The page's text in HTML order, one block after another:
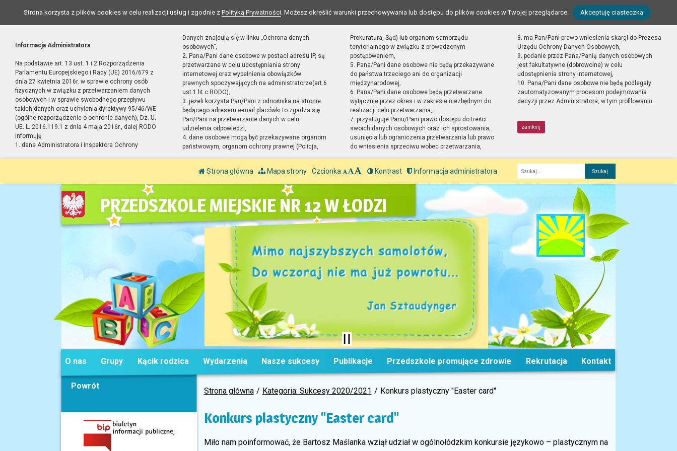
Strona korzysta z plików cookies w celu realizacji usług i zgodnie z Polityką Prywatności. Możesz określić warunki przechowywania lub dostępu do plików cookies w Twojej przeglądarce. Akceptuję ciasteczka
Informacja Administratora
Na podstawie art. 13 ust. 1 i 2 Rozporządzenia
Parlamentu Europejskiego i Rady (UE) 2016/679 z
dnia 27 kwietnia 2016r. w sprawie ochrony osób
fizycznych w związku z przetwarzaniem danych
osobowych i w sprawie swobodnego przepływu
takich danych oraz uchylenia dyrektywy 95/46/WE
(ogólne rozporządzenie o ochronie danych), Dz. U.
UE. L. 2016.119.1 z dnia 4 maja 2016r., dalej RODO
informuję:
1. dane Administratora i Inspektora Ochrony
Danych znajdują się w linku „Ochrona danych
osobowych”,
2. Pana/Pani dane osobowe w postaci adresu IP, są
przetwarzane w celu udostępniania strony
internetowej oraz wypełnienia obowiązków
prawnych spoczywających na administratorze(art.6
ust.1 lit.c RODO),
3. jeżeli korzysta Pan/Pani z odnośnika na stronie
będącego adresem e-mail placówki to zgadza się
Pan/Pani na przetwarzanie danych w celu
udzielenia odpowiedzi,
4. dane osobowe mogą być przekazywane organom
państwowym, organom ochrony prawnej (Policja,
Prokuratura, Sąd) lub organom samorządu
terytorialnego w związku z prowadzonym
postępowaniem,
5. Pana/Pani dane osobowe nie będą przekazywane
do państwa trzeciego ani do organizacji
międzynarodowej,
6. Pana/Pani dane osobowe będą przetwarzane
wyłącznie przez okres i w zakresie niezbędnym do
realizacji celu przetwarzania,
7. przysługuje Panu/Pani prawo dostępu do treści
swoich danych osobowych oraz ich sprostowania,
usunięcia lub ograniczenia przetwarzania lub prawo
do wniesienia sprzeciwu wobec przetwarzania,
8. ma Pan/Pani prawo wniesienia skargi do Prezesa
Urzędu Ochrony Danych Osobowych,
9. podanie przez Pana/Panią danych osobowych
jest fakultatywne (dobrowolne) w celu
udostępnienia strony internetowej,
10. Pana/Pani dane osobowe nie będą podlegały
zautomatyzowanym procesom podejmowania
decyzji przez Administratora, w tym profilowaniu.
zamknij
Strona główna Mapa strony Czcionka Kontrast Informacja administratora
Fraza
PRZEDSZKOLE MIEJSKIE NR 12 W ŁODZI
O nas Grupy Kącik rodzica Wydarzenia Nasze sukcesy Publikacje Przedszkole promujące zdrowie Rekrutacja Kontakt
Strona główna Kategoria: Sukcesy 2020/2021 Konkurs plastyczny "Easter card"
Konkurs plastyczny "Easter card"
Miło nam poinformować, że Bartosz Maślanka wziął udział w ogólnołódzkim konkursie językowo – plastycznym na
Powrót